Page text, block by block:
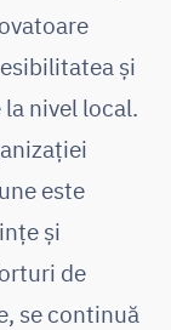
și
nivel local.
este
și
de
se continuă